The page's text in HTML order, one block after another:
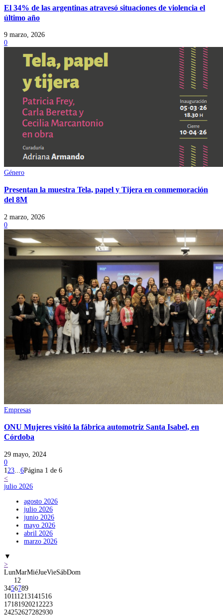
El 34% de las argentinas atravesó situaciones de violencia el
último año
9 marzo, 2026
0
Género
Presentan la muestra Tela, papel y Tijera en conmemoración
del 8M
2 marzo, 2026
0
Empresas
ONU Mujeres visitó la fábrica automotriz Santa Isabel, en
Córdoba
29 mayo, 2024
0
1 23 6Página 1 de 6
<
julio 2026
agosto 2026
julio 2026
junio 2026
mayo 2026
abril 2026
marzo 2026
▼
>
LunMarMiéJueVieSábDom
1 2
3456789
10111213141516
1718192021 2223
24252627282930